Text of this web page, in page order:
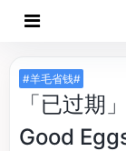
#羊毛省钱#
「已过期
Good